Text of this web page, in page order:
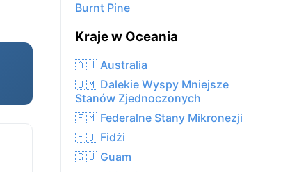
Burnt Pine
Kraje w Oceania
🇦🇺 Australia
🇺🇲 Dalekie Wyspy Mniejsze
Stanów Zjednoczonych
🇫🇲 Federalne Stany Mikronezji
🇫🇯 Fidżi
🇬🇺 Guam